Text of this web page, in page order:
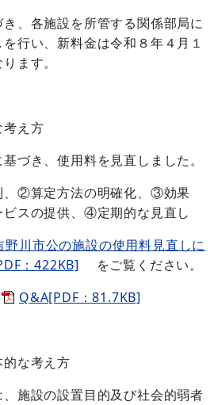
、各施設を所管する関係部局に
行い、新料金は令和８年４月１
ます。
考え方
づき、使用料を見直しました。
②算定方法の明確化、③効果
スの提供、④定期的な見直し
野川市公の施設の使用料見直しに
：422KB] をご覧ください。
Q&A[PDF：81.7KB]
的な考え方
施設の設置目的及び社会的弱者